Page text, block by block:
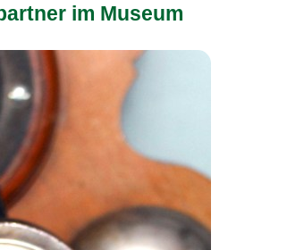
im Museum